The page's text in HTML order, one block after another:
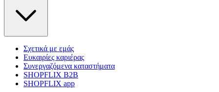
Σχετικά με εμάς
Ευκαιρίες καριέρας
Συνεργαζόμενα καταστήματα
SHOPFLIX B2B
SHOPFLIX app